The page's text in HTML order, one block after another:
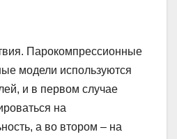
Парокомпрессионные
модели используются
и в первом случае
на
а во втором – на